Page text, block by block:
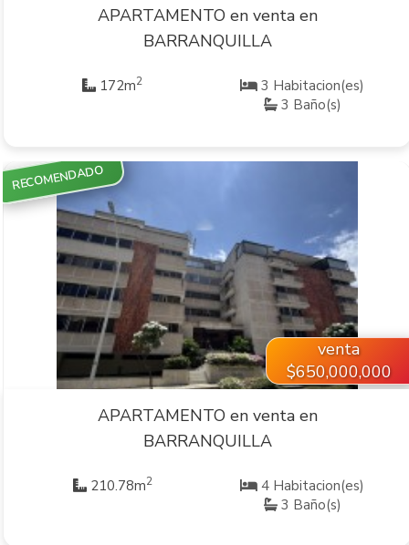
APARTAMENTO en venta en
BARRANQUILLA
172m2
3 Habitacion(es)
3 Baño(s)
VER INMUEBLE
RECOMENDADO
venta
$650,000,000
APARTAMENTO en venta en
BARRANQUILLA
210.78m2
4 Habitacion(es)
3 Baño(s)